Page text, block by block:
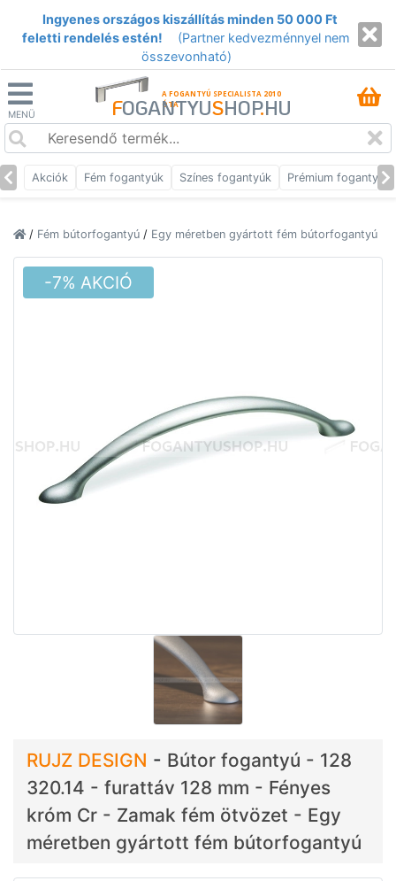
Ingyenes országos kiszállítás minden 50 000 Ft
feletti rendelés estén!
(Partner kedvezménnyel nem
összevonható)
MENÜ
A FOGANTYÚ SPECIALISTA 2010
ÓTA
FOGANTYUSHOP.HU
Akciók Fém fogantyúk Színes fogantyúk Prémium fogantyúk
/ Fém bútorfogantyú / Egy méretben gyártott fém bútorfogantyú
-7% AKCIÓ
RUJZ DESIGN - Bútor fogantyú - 128
320.14 - furattáv 128 mm - Fényes
króm Cr - Zamak fém ötvözet - Egy
méretben gyártott fém bútorfogantyú